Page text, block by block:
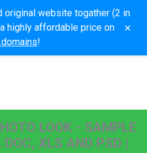
original website togather (2 in
highly affordable price on
!
×
LOOK - SAMPLE
XLS AND PSD |